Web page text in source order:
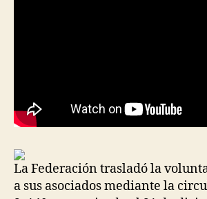
La Federación trasladó la
a sus asociados mediante la